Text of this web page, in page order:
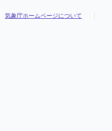
気象庁ホームページについて